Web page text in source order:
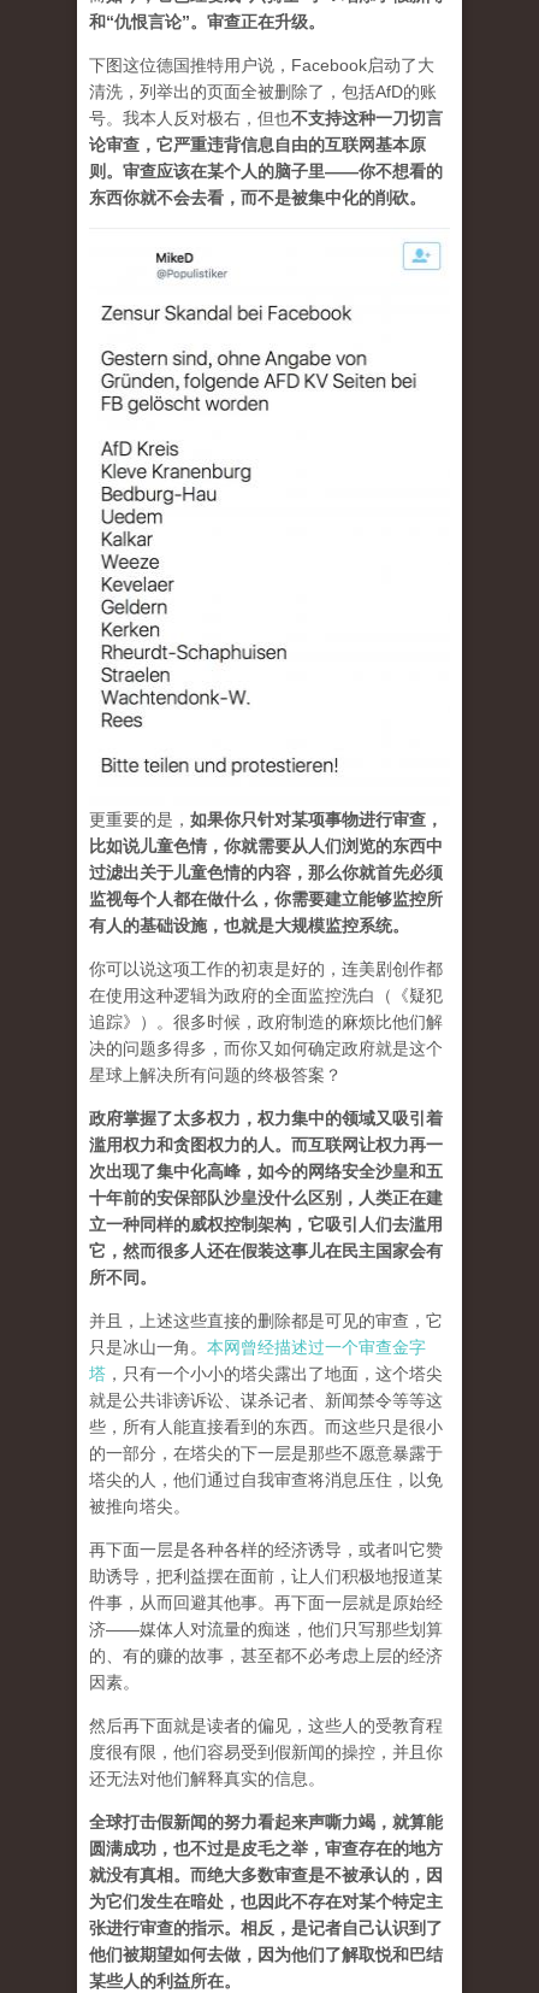
和“仇恨言论”。审查正在升级。
下图这位德国推特用户说，Facebook启动了大
清洗，列举出的页面全被删除了，包括AfD的账
号。我本人反对极右，但也不支持这种一刀切言
论审查，它严重违背信息自由的互联网基本原
则。审查应该在某个人的脑子里——你不想看的
东西你就不会去看，而不是被集中化的削砍。
更重要的是， 如果你只针对某项事物进行审查，
比如说儿童色情，你就需要从人们浏览的东西中
过滤出关于儿童色情的内容，那么你就首先必须
监视每个人都在做什么，你需要建立能够监控所
有人的基础设施，也就是大规模监控系统。
你可以说这项工作的初衷是好的，连美剧创作都
在使用这种逻辑为政府的全面监控洗白（《疑犯
追踪》）。很多时候，政府制造的麻烦比他们解
决的问题多得多，而你又如何确定政府就是这个
星球上解决所有问题的终极答案？
政府掌握了太多权力，权力集中的领域又吸引着
滥用权力和贪图权力的人。而互联网让权力再一
次出现了集中化高峰，如今的网络安全沙皇和五
十年前的安保部队沙皇没什么区别，人类正在建
立一种同样的威权控制架构，它吸引人们去滥用
它，然而很多人还在假装这事儿在民主国家会有
所不同。
并且，上述这些直接的删除都是可见的审查，它
只是冰山一角。 本网曾经描述过一个审查金字
塔 ，只有一个小小的塔尖露出了地面，这个塔尖
就是公共诽谤诉讼、谋杀记者、新闻禁令等等这
些，所有人能直接看到的东西。而这些只是很小
的一部分，在塔尖的下一层是那些不愿意暴露于
塔尖的人，他们通过自我审查将消息压住，以免
被推向塔尖。
再下面一层是各种各样的经济诱导，或者叫它赞
助诱导，把利益摆在面前，让人们积极地报道某
件事，从而回避其他事。再下面一层就是原始经
济——媒体人对流量的痴迷，他们只写那些划算
的、有的赚的故事，甚至都不必考虑上层的经济
因素。
然后再下面就是读者的偏见，这些人的受教育程
度很有限，他们容易受到假新闻的操控，并且你
还无法对他们解释真实的信息。
全球打击假新闻的努力看起来声嘶力竭，就算能
圆满成功，也不过是皮毛之举，审查存在的地方
就没有真相。而绝大多数审查是不被承认的，因
为它们发生在暗处，也因此不存在对某个特定主
张进行审查的指示。相反，是记者自己认识到了
他们被期望如何去做，因为他们了解取悦和巴结
某些人的利益所在。